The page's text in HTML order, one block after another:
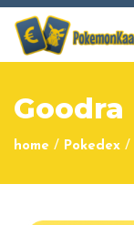
Goodra
home / Pokedex /